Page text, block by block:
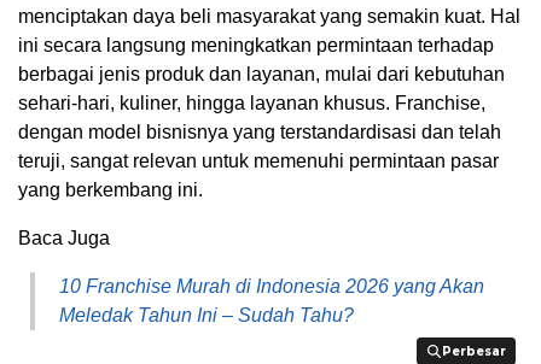
menciptakan daya beli masyarakat yang semakin kuat. Hal
ini secara langsung meningkatkan permintaan terhadap
berbagai jenis produk dan layanan, mulai dari kebutuhan
sehari-hari, kuliner, hingga layanan khusus. Franchise,
dengan model bisnisnya yang terstandardisasi dan telah
teruji, sangat relevan untuk memenuhi permintaan pasar
yang berkembang ini.
Baca Juga
10 Franchise Murah di Indonesia 2026 yang Akan
Meledak Tahun Ini – Sudah Tahu?
Perbesar
Perbesar